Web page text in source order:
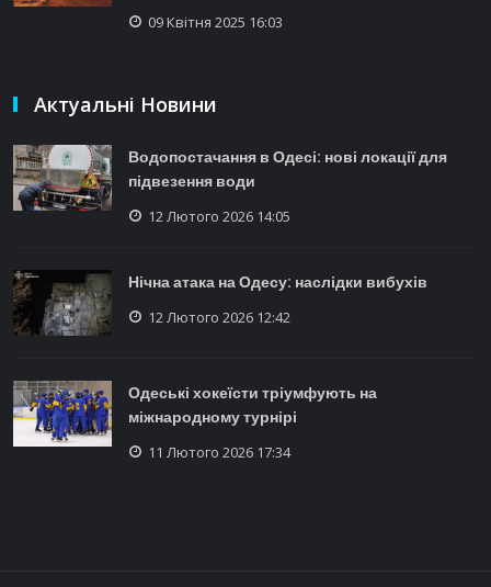
09 Квітня 2025 16:03
Актуальні Новини
Водопостачання в Одесі: нові локації для
підвезення води
12 Лютого 2026 14:05
Нічна атака на Одесу: наслідки вибухів
12 Лютого 2026 12:42
Одеські хокеїсти тріумфують на
міжнародному турнірі
11 Лютого 2026 17:34